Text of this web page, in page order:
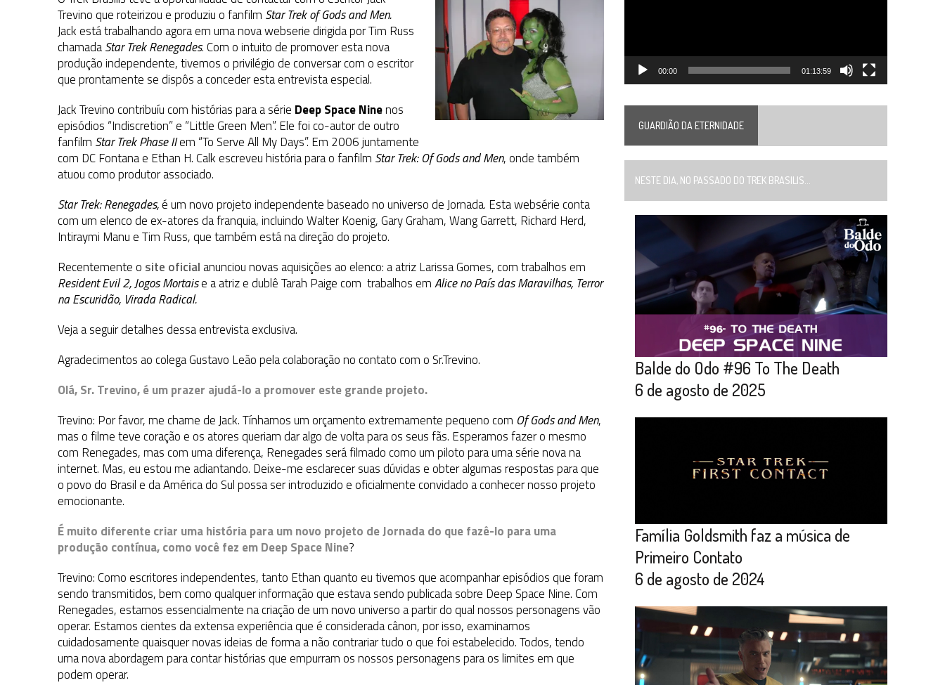
31 DE JULHO DE 2026 | BOX DELUXE DO ANO 5 DA COLEÇÃO TREK BRASILISJÁ DISPONÍVEL EM PRÉ-VENDA!
31 DE JULHO DE 2026 | SNW 4×02: THE GRIFFIN INCIDENT
6 DE AGOSTO DE 2026 | AVALIE E COMENTE SNW 4×03: HUMAN BEST FRIEND
Trevino que roteirizou e produziu o fanfilm Star Trek of Gods and Men.
Jack está trabalhando agora em uma nova webserie dirigida por Tim Russ
chamadaStar Trek Renegades. Com o intuito de promover esta nova
produção independente, tivemos o privilégio de conversar com o escritor
que prontamente se dispôs a conceder esta entrevista especial.
Jack Trevino contribuíu com histórias para a série Deep Space Ninenos
episódios “Indiscretion” e “Little Green Men”. Ele foi co-autor de outro
fanfilm Star Trek Phase IIem “To Serve All My Days”. Em 2006 juntamente
com DC Fontana e Ethan H. Calk escreveu história para o fanfilm Star Trek: Of Gods and Men, onde também
atuou como produtor associado.
Star Trek: Renegades,é um novo projeto independente baseado no universo de Jornada. Esta websérie conta
com um elenco de ex-atores da franquia, incluindo Walter Koenig, Gary Graham, Wang Garrett, Richard Herd,
Intiraymi Manu e Tim Russ, que também está na direção do projeto.
Recentemente o site oficial anunciou novas aquisições ao elenco: a atriz Larissa Gomes, com trabalhos em
Resident Evil 2, Jogos Mortaise a atriz e dublê Tarah Paige com trabalhos emAlice no País das Maravilhas, Terror
na Escuridão, Virada Radical.
Veja a seguir detalhes dessa entrevista exclusiva.
Agradecimentos ao colega Gustavo Leão pela colaboração no contato com o Sr.Trevino.
Olá, Sr. Trevino, é um prazer ajudá-lo a promover este grande projeto.
Trevino: Por favor, me chame de Jack. Tínhamos um orçamento extremamente pequeno com Of Gods and Men,
mas o filme teve coração e os atores queriam dar algo de volta para os seus fãs. Esperamos fazer o mesmo
com Renegades, mas com uma diferença, Renegades será filmado como um piloto para uma série nova na
internet. Mas, eu estou me adiantando. Deixe-me esclarecer suas dúvidas e obter algumas respostas para que
o povo do Brasil e da América do Sul possa ser introduzido e oficialmente convidado a conhecer nosso projeto
emocionante.
É muito diferente criar uma história para um novo projeto de Jornada do que fazê-lo para uma
produção contínua, como você fez em Deep Space Nine?
Trevino: Como escritores independentes, tanto Ethan quanto eu tivemos que acompanhar episódios que foram
sendo transmitidos, bem como qualquer informação que estava sendo publicada sobre Deep Space Nine. Com
Renegades, estamos essencialmente na criação de um novo universo a partir do qual nossos personagens vão
operar. Estamos cientes da extensa experiência que é considerada cânon, por isso, examinamos
cuidadosamente quaisquer novas ideias de forma a não contrariar tudo o que foi estabelecido. Todos, tendo
uma nova abordagem para contar histórias que empurram os nossos personagens para os limites em que
podem operar.
00:00 01:13:59
GUARDIÃO DA ETERNIDADE
NESTE DIA, NO PASSADO DO TREK BRASILIS...
Balde do Odo #96 To The Death
6 de agosto de 2025
Família Goldsmith faz a música de
Primeiro Contato
6 de agosto de 2024